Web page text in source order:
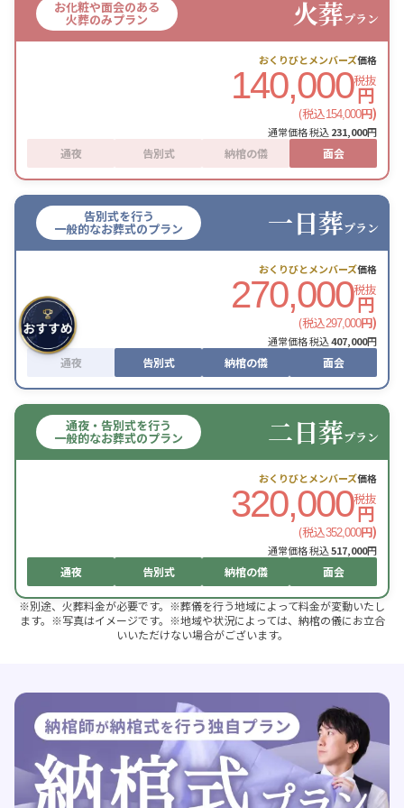
お化粧や面会のある
火葬のみプラン 火葬プラン
おくりびとメンバーズ価格
140,000税抜
円
(税込154,000円)
通常価格 税込231,000円
通夜 告別式 納棺の儀 面会
告別式を行う
一般的なお葬式のプラン 一日葬プラン
おくりびとメンバーズ価格
270,000税抜
円
(税込297,000円)
通常価格 税込407,000円
通夜 告別式 納棺の儀 面会
通夜・告別式を行う
一般的なお葬式のプラン 二日葬プラン
おくりびとメンバーズ価格
320,000税抜
円
(税込352,000円)
通常価格 税込517,000円
通夜 告別式 納棺の儀 面会
※別途、火葬料金が必要です。※葬儀を行う地域によって料金が変動いたし
ます。※写真はイメージです。※地域や状況によっては、納棺の儀にお立合
いいただけない場合がございます。